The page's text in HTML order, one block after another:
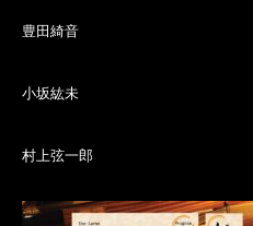
豊田綺音
小坂紘未
村上弦一郎